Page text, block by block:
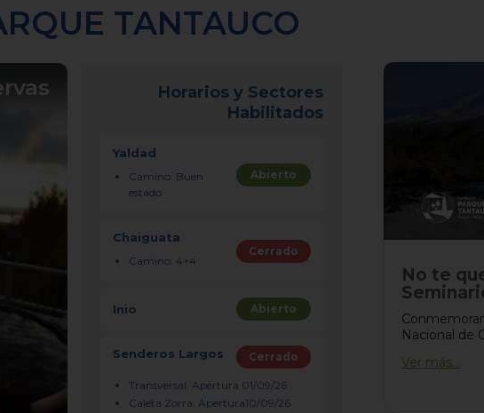
TANTAUCO
Horarios y Sectores
Habilitados
Yaldad
Camino: Buen
estado
Abierto
Chaiguata
Camino: 4×4
Cerrado
Inio Abierto
Senderos Largos
Transversal: Apertura 01/09/26
Caleta Zorra: Apertura10/09/26
Cerrado
No te
Nacional de
Ver más...